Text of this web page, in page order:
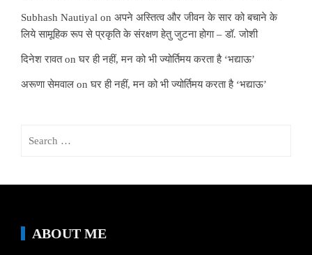
Subhash Nautiyal on अपने अस्तित्व और जीवन के सार को बचाने के
लिये सामूहिक रूप से प्रकृति के संरक्षण हेतु जुटना होगा – डॉ. जोशी
दिनेश रावतonघर ही नहीं, मन को भी ज्योर्तिमय करता है ‘भद्याऊ’
अरूणा सेमवाल onघर ही नहीं, मन को भी ज्योर्तिमय करता है ‘भद्याऊ’
ABOUT ME